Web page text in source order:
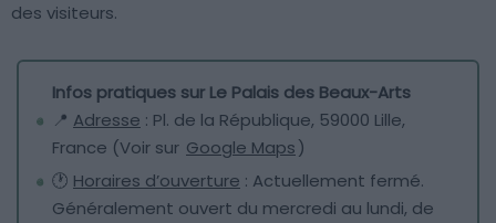
des visiteurs.
Infos pratiques sur Le Palais des Beaux-Arts
📍 Adresse : Pl. de la République, 59000 Lille,
France (Voir sur Google Maps)
🕐 Horaires d’ouverture : Actuellement fermé.
Généralement ouvert du mercredi au lundi, de